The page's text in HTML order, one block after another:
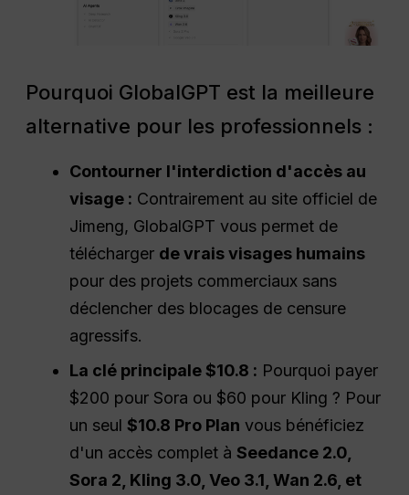
Pourquoi GlobalGPT est la meilleure
alternative pour les professionnels :
Contourner l'interdiction d'accès au
visage : Contrairement au site officiel de
Jimeng, GlobalGPT vous permet de
télécharger de vrais visages humains
pour des projets commerciaux sans
déclencher des blocages de censure
agressifs.
La clé principale $10.8 : Pourquoi payer
$200 pour Sora ou $60 pour Kling ? Pour
un seul$10.8 Pro Plan vous bénéficiez
d'un accès complet àSeedance 2.0,
Sora 2, Kling 3.0, Veo 3.1, Wan 2.6, et